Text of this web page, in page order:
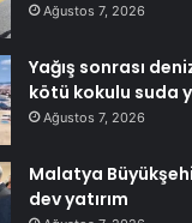
Ağustos 7, 2026
Yağış sonrası
kötü kokulu suda
Ağustos 7, 2026
Malatya
dev yatırım